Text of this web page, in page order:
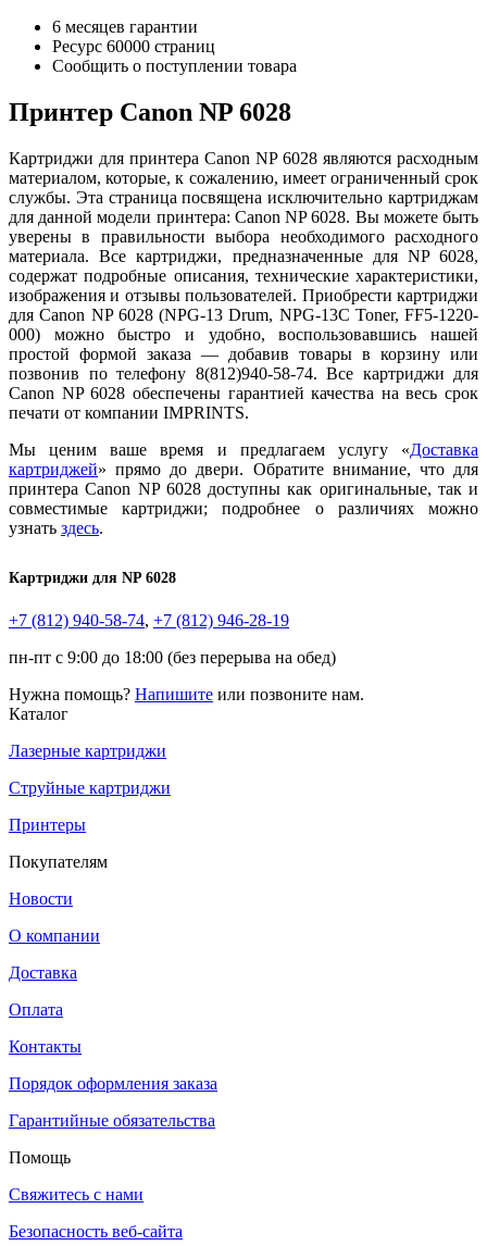
6 месяцев гарантии
Ресурс 60000 страниц
Сообщить о поступлении товара
Принтер Canon NP 6028
Картриджи для принтера Canon NP 6028 являются расходным
материалом, которые, к сожалению, имеет ограниченный срок
службы. Эта страница посвящена исключительно картриджам
для данной модели принтера: Canon NP 6028. Вы можете быть
уверены в правильности выбора необходимого расходного
материала. Все картриджи, предназначенные для NP 6028,
содержат подробные описания, технические характеристики,
изображения и отзывы пользователей. Приобрести картриджи
для Canon NP 6028 (NPG-13 Drum, NPG-13C Toner, FF5-1220-
000) можно быстро и удобно, воспользовавшись нашей
простой формой заказа — добавив товары в корзину или
позвонив по телефону 8(812)940-58-74. Все картриджи для
Canon NP 6028 обеспечены гарантией качества на весь срок
печати от компании IMPRINTS.
Мы ценим ваше время и предлагаем услугу «Доставка
картриджей» прямо до двери. Обратите внимание, что для
принтера Canon NP 6028 доступны как оригинальные, так и
совместимые картриджи; подробнее о различиях можно
узнать здесь.
Картриджи для NP 6028
+7 (812) 940-58-74, +7 (812) 946-28-19
пн-пт с 9:00 до 18:00 (без перерыва на обед)
Нужна помощь? Напишите или позвоните нам.
Каталог
Лазерные картриджи
Струйные картриджи
Принтеры
Покупателям
Новости
О компании
Доставка
Оплата
Контакты
Порядок оформления заказа
Гарантийные обязательства
Помощь
Свяжитесь с нами
Безопасность веб-сайта